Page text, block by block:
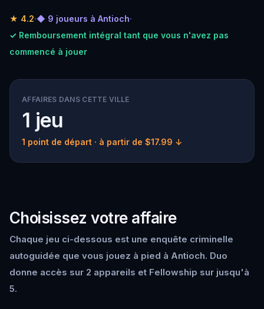
★ 4.2·◆ 9 joueurs à Antioch·
✓ Remboursement intégral tant que vous n'avez pas
commencé à jouer
AFFAIRES DANS CETTE VILLE
1 jeu
1 point de départ · à partir de $17.99 ↓
Choisissez votre affaire
Chaque jeu ci-dessous est une enquête criminelle
autoguidée que vous jouez à pied à Antioch. Duo
donne accès sur 2 appareils et Fellowship sur jusqu'à
5.